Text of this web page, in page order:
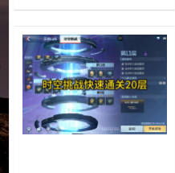
让你刷图快不少。我就是个普通